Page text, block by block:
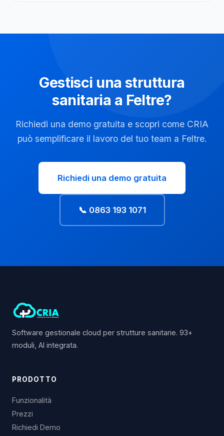
Gestisci una struttura
sanitaria a Feltre?
Richiedi una demo gratuita e scopri come CRIA
può semplificare il lavoro del tuo team a Feltre.
Richiedi una demo gratuita
📞 0863 193 1071
Software gestionale cloud per strutture sanitarie. 93+
moduli, AI integrata.
PRODOTTO
Funzionalità
Prezzi
Richiedi Demo